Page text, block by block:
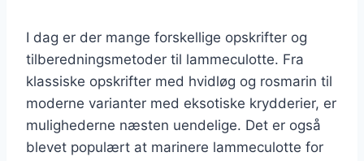
I dag er der mange forskellige opskrifter og
tilberedningsmetoder til lammeculotte. Fra
klassiske opskrifter med hvidløg og rosmarin til
moderne varianter med eksotiske krydderier, er
mulighederne næsten uendelige. Det er også
blevet populært at marinere lammeculotte for